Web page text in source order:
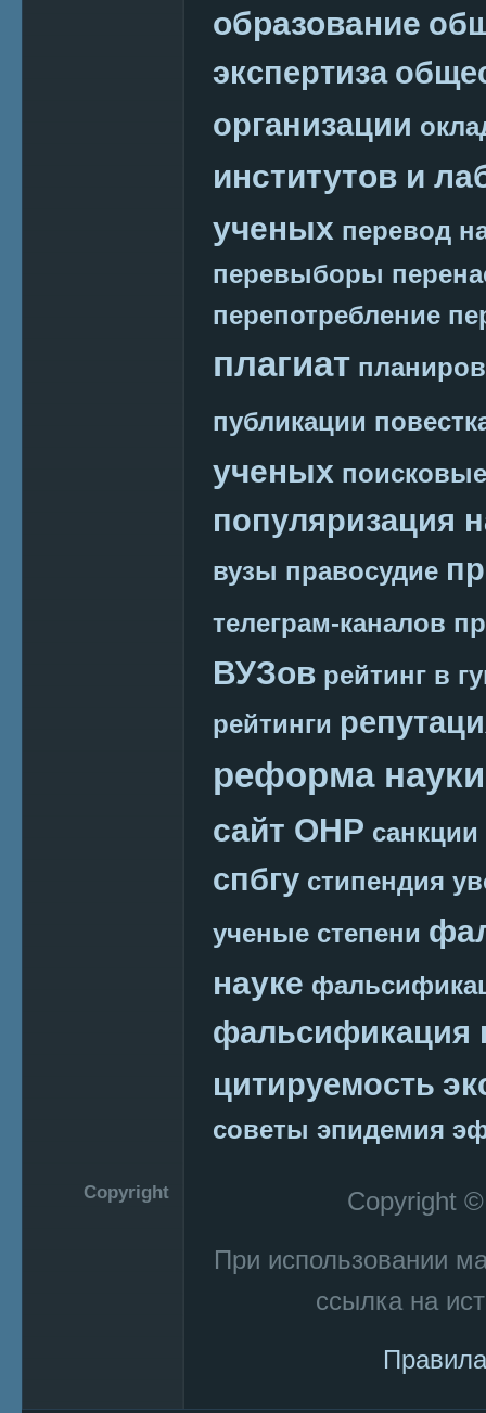
образование
экспертиза
организации
институтов и
ученых перевод
перевыборы
перепотребление
плагиат
публикации
ученых
популяризация
вузы правосудие
телеграм-каналов
ВУЗов рейтинг в
рейтинги
реформа науки
сайт ОНР санкции
спбгу стипендия
ученые степени
науке
фальсификация
цитируемость
советы эпидемия
Copyright
Copyright
При использовании
ссылка на